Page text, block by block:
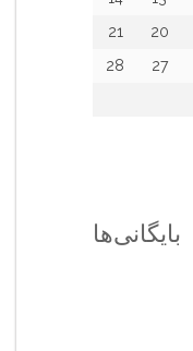
20
21
27
28
بایگانی‌ها